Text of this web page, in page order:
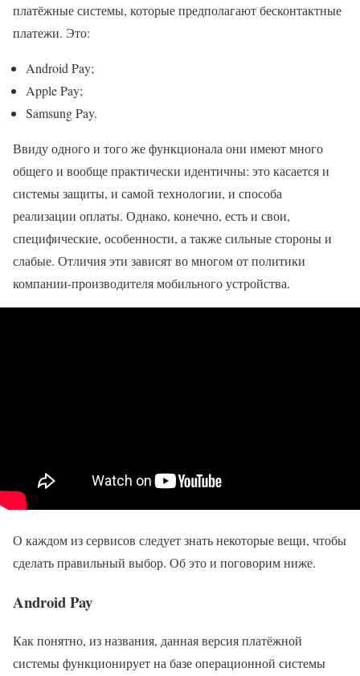
платёжные системы, которые предполагают бесконтактные
платежи. Это:
Android Pay;
Apple Pay;
Samsung Pay.
Ввиду одного и того же функционала они имеют много
общего и вообще практически идентичны: это касается и
системы защиты, и самой технологии, и способа
реализации оплаты. Однако, конечно, есть и свои,
специфические, особенности, а также сильные стороны и
слабые. Отличия эти зависят во многом от политики
компании-производителя мобильного устройства.
О каждом из сервисов следует знать некоторые вещи, чтобы
сделать правильный выбор. Об это и поговорим ниже.
Android Pay
Как понятно, из названия, данная версия платёжной
системы функционирует на базе операционной системы